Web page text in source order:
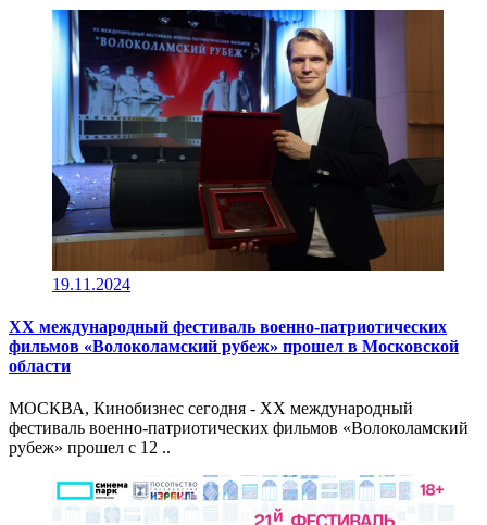
19.11.2024
XX международный фестиваль военно-патриотических
фильмов «Волоколамский рубеж» прошел в Московской
области
МОСКВА, Кинобизнес сегодня - XX международный
фестиваль военно-патриотических фильмов «Волоколамский
рубеж» прошел с 12 ..